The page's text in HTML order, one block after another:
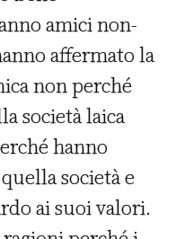
amici non-
affermato la
non perché
società laica
hanno
società e
ai suoi valori.